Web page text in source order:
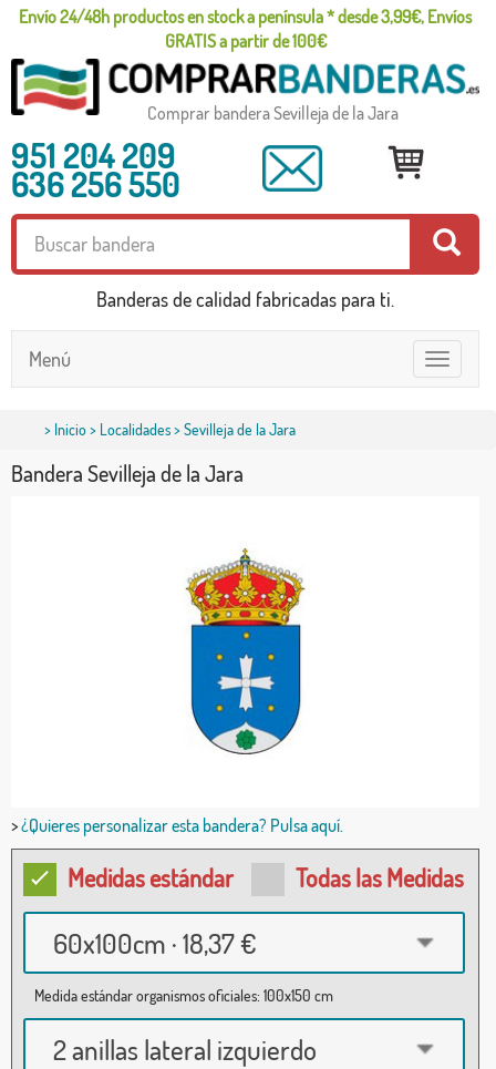
Envío 24/48h productos en stock a península * desde 3,99€, Envíos
GRATIS a partir de 100€
Comprar bandera Sevilleja de la Jara
951 204 209
636 256 550
Banderas de calidad fabricadas para ti.
Toggle
navigation
Menú
> Inicio> Localidades> Sevilleja de la Jara
Bandera Sevilleja de la Jara
>¿Quieres personalizar esta bandera? Pulsa aquí.
Medidas estándar Todas las Medidas
60x100cm · 18,37 €
Medida estándar organismos oficiales: 100x150 cm
2 anillas lateral izquierdo